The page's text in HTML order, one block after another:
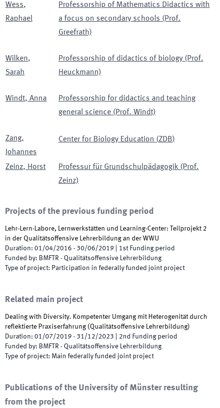
Wess,
Raphael
Professorship of Mathematics Didactics with
a focus on secondary schools (Prof.
Greefrath)
Wilken,
Sarah
Professorship of didactics of biology (Prof.
Heuckmann)
Windt, Anna
Professorship for didactics and teaching
general science (Prof. Windt)
Zang,
Johannes
Center for Biology Education (ZDB)
Zeinz, Horst
Professur für Grundschulpädagogik (Prof.
Zeinz)
Projects of the previous funding period
Lehr-Lern-Labore, Lernwerkstätten und Learning-Center: Teilprojekt 2
in der Qualitätsoffensive Lehrerbildung an der WWU
Duration: 01/04/2016 - 30/06/2019 1st Funding period
Funded by: BMFTR - Qualitätsoffensive Lehrerbildung
Type of project: Participation in federally funded joint project
Related main project
Dealing with Diversity. Kompetenter Umgang mit Heterogenität durch
reflektierte Praxiserfahrung (Qualitätsoffensive Lehrerbildung)
Duration: 01/07/2019 - 31/12/2023 2nd Funding period
Funded by: BMFTR - Qualitätsoffensive Lehrerbildung
Type of project: Main federally funded joint project
Publications of the University of Münster resulting
from the project